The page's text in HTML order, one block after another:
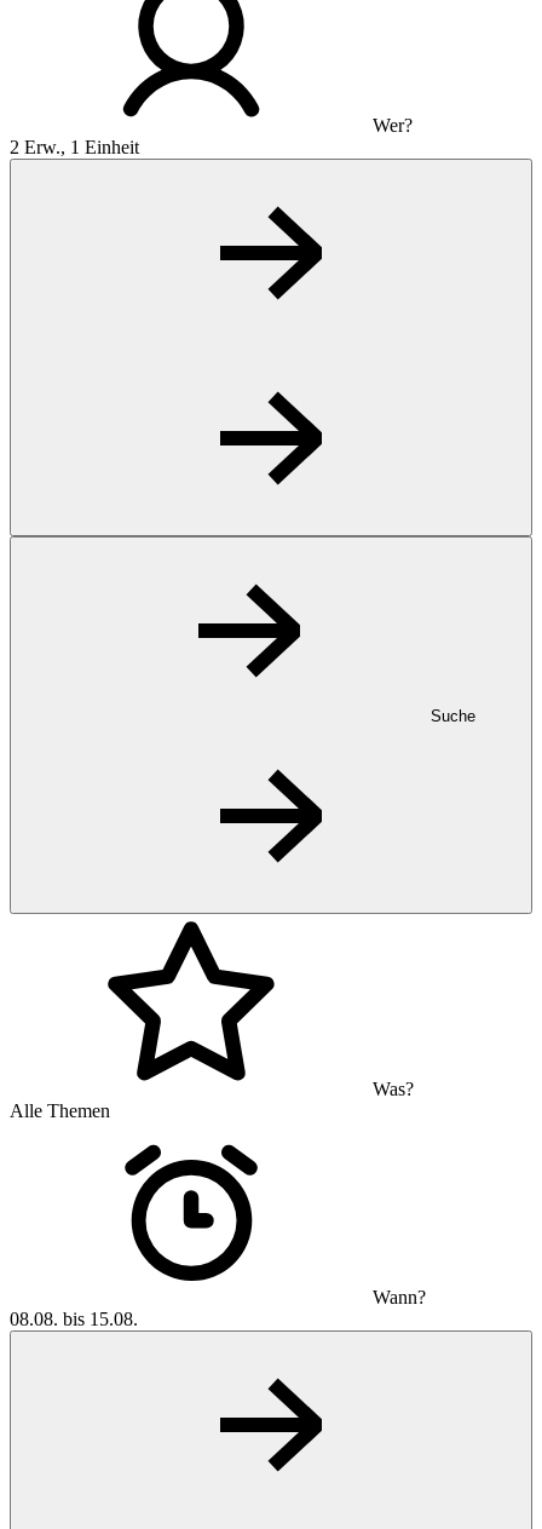
Wer?
2 Erw., 1 Einheit
Suche
Was?
Alle Themen
Wann?
08.08. bis 15.08.